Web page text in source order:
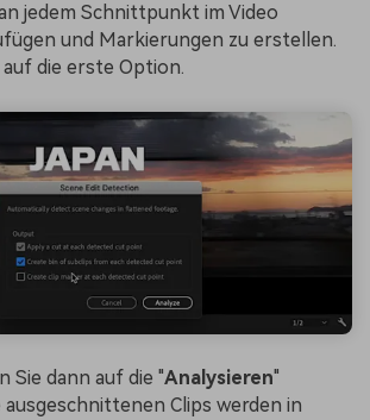
jedem Schnittpunkt im Video
und Markierungen zu erstellen.
auf die erste Option.
Sie dann auf die "Analysieren"
ausgeschnittenen Clips werden in